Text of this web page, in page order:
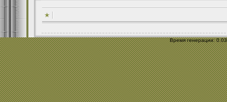
Время генерации: